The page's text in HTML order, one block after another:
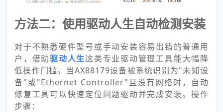
方法二：使用驱动人生自动检测安装
对于不熟悉硬件型号或手动安装容易出错的普通用
户，借助驱动人生这类专业驱动管理工具能大幅降
低操作门槛。当AX88179设备被系统识别为"未知设
备"或"Ethernet Controller"且没有网络时，自动
修复工具可以快速定位问题驱动并完成安装。操作
步骤：